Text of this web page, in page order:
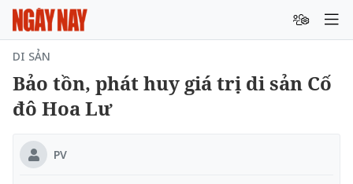
DI SẢN
Bảo tồn, phát huy giá trị di sản Cố
đô Hoa Lư
PV